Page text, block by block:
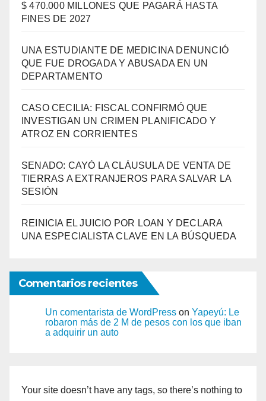
$ 470.000 MILLONES QUE PAGARÁ HASTA
FINES DE 2027
UNA ESTUDIANTE DE MEDICINA DENUNCIÓ
QUE FUE DROGADA Y ABUSADA EN UN
DEPARTAMENTO
CASO CECILIA: FISCAL CONFIRMÓ QUE
INVESTIGAN UN CRIMEN PLANIFICADO Y
ATROZ EN CORRIENTES
SENADO: CAYÓ LA CLÁUSULA DE VENTA DE
TIERRAS A EXTRANJEROS PARA SALVAR LA
SESIÓN
REINICIA EL JUICIO POR LOAN Y DECLARA
UNA ESPECIALISTA CLAVE EN LA BÚSQUEDA
Comentarios recientes
Un comentarista de WordPress on Yapeyú: Le
robaron más de 2 M de pesos con los que iban
a adquirir un auto
Your site doesn’t have any tags, so there’s nothing to